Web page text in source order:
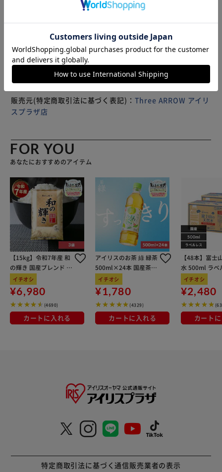
布地・人工皮革にもお使い頂けます。
り皮革の通気性・柔軟性はそのままに水分・ホコリ・ゴミ・
油分などの汚れから皮革製品を守ります。
縁あって迎えたレザーアイテム、しっかりお手入れして楽し
【注意事項】
当商品をご購入後、返品・交換はお受けできません。
ご了承の上、ご購入頂けますようお願い申し上げます。
もっと見る
※製品は予告なく仕様を変更する場合がございます。あらか
じめご了承ください。
販売元(特定商取引法に基づく表記)： Three ARROW アイリ
スプラザ店
FOR YOU
あなたにおすすめのアイテム
【15kg】令和7年産 和
の輝き 国産ブレンド 5
kg×3袋
イチオシ
¥6,980
(4690)
カートに入れる
アイリスのお茶 綠 緑茶
500ml×24本 国産茶葉
100％使用
イチオシ
¥1,780
(4329)
カートに入れる
【48本】富士
水 500ml ラベ
イチオシ
¥2,480
カート
特定商取引法に基づく通信販売業者の表示